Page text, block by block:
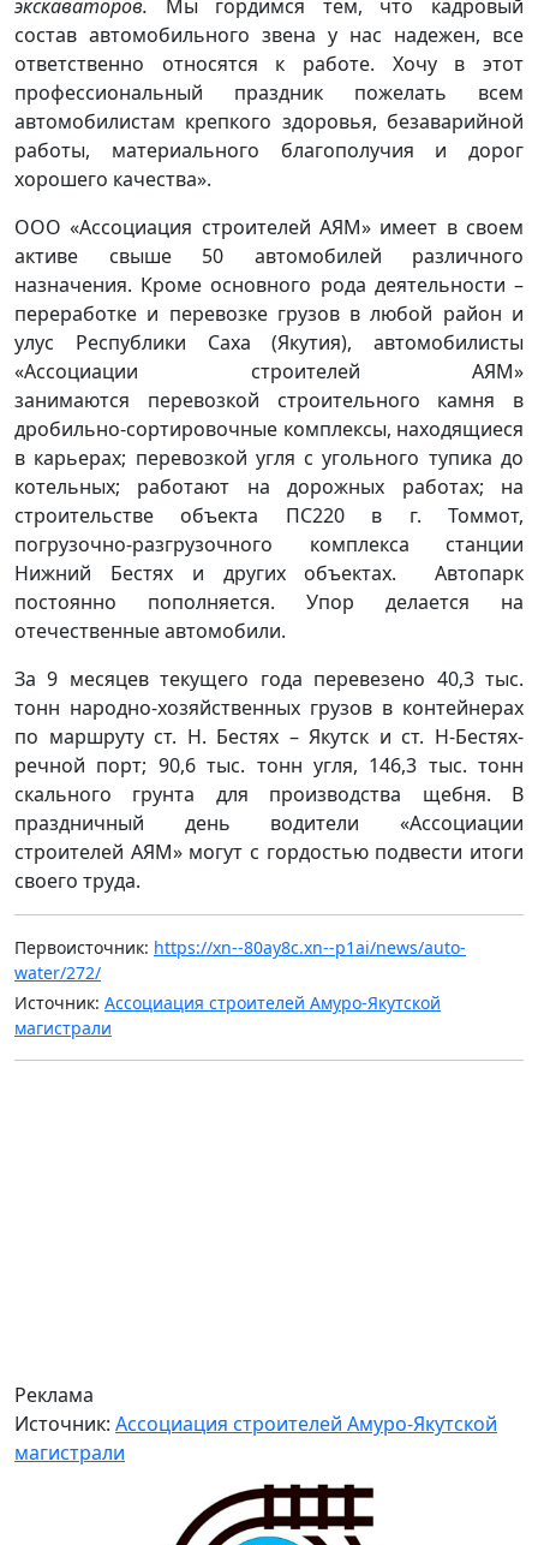
экскаваторов. Мы гордимся тем, что кадровый
состав автомобильного звена у нас надежен, все
ответственно относятся к работе. Хочу в этот
профессиональный праздник пожелать всем
автомобилистам крепкого здоровья, безаварийной
работы, материального благополучия и дорог
хорошего качества».
ООО «Ассоциация строителей АЯМ» имеет в своем
активе свыше 50 автомобилей различного
назначения. Кроме основного рода деятельности –
переработке и перевозке грузов в любой район и
улус Республики Саха (Якутия), автомобилисты
«Ассоциации строителей АЯМ»
занимаются перевозкой строительного камня в
дробильно-сортировочные комплексы, находящиеся
в карьерах; перевозкой угля с угольного тупика до
котельных; работают на дорожных работах; на
строительстве объекта ПС220 в г. Томмот,
погрузочно-разгрузочного комплекса станции
Нижний Бестях и других объектах. Автопарк
постоянно пополняется. Упор делается на
отечественные автомобили.
За 9 месяцев текущего года перевезено 40,3 тыс.
тонн народно-хозяйственных грузов в контейнерах
по маршруту ст. Н. Бестях – Якутск и ст. Н-Бестях-
речной порт; 90,6 тыс. тонн угля, 146,3 тыс. тонн
скального грунта для производства щебня. В
праздничный день водители «Ассоциации
строителей АЯМ» могут с гордостью подвести итоги
своего труда.
Первоисточник: https://xn--80ay8c.xn--p1ai/news/auto-
water/272/
Источник: Ассоциация строителей Амуро-Якутской
магистрали
Реклама
Источник: Ассоциация строителей Амуро-Якутской
магистрали